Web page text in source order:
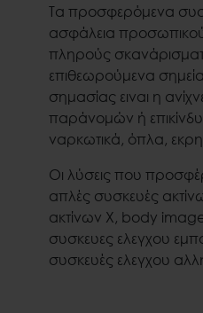
Τα προσφερόμενα
ασφάλεια προσωπικού
πληρούς
επιθεωρούμενα
σημασίας ειναι η
παράνομών ή
ναρκωτικά, όπλα,
Οι λύσεις που
απλές συσκευές
ακτίνων Χ, body
συσκευες ελεγχου
συσκευές ελεγχου